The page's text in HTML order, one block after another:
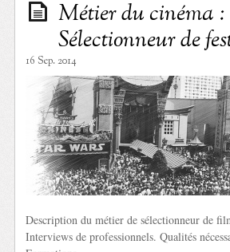
Métier du cinéma :
Sélectionneur de
16 Sep. 2014
Description du métier de sélectionneur de
Interviews de professionnels. Qualités